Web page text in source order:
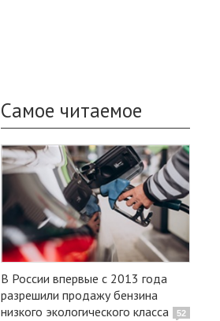
Самое читаемое
В России впервые с 2013 года
разрешили продажу бензина
низкого экологического класса
52